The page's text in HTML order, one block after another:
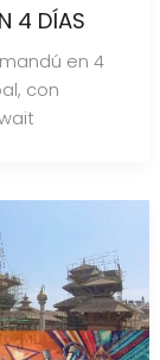
4 DÍAS
en 4
con